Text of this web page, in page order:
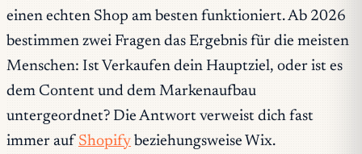
einen echten Shop am besten funktioniert. Ab 2026
bestimmen zwei Fragen das Ergebnis für die meisten
Menschen: Ist Verkaufen dein Hauptziel, oder ist es
dem Content und dem Markenaufbau
untergeordnet? Die Antwort verweist dich fast
immer auf Shopify beziehungsweise Wix.